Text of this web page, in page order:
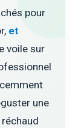
pour
et
voile sur
une